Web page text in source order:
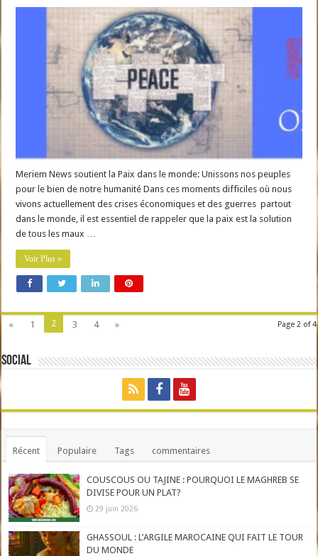
Meriem News soutient la Paix dans le monde: Unissons nos peuples
pour le bien de notre humanité Dans ces moments difficiles où nous
vivons actuellement des crises économiques et des guerres partout
dans le monde, il est essentiel de rappeler que la paix est la solution
de tous les maux …
Voir Plus »
Page 2 of 4
« 1 2 3 4 »
Social
Récent Populaire Tags commentaires
COUSCOUS OU TAJINE : POURQUOI LE MAGHREB SE
DIVISE POUR UN PLAT?
29 juin 2026
GHASSOUL : L’ARGILE MAROCAINE QUI FAIT LE TOUR
DU MONDE